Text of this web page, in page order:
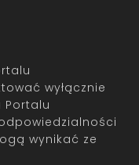
wyłącznie
Portalu
wynikać ze